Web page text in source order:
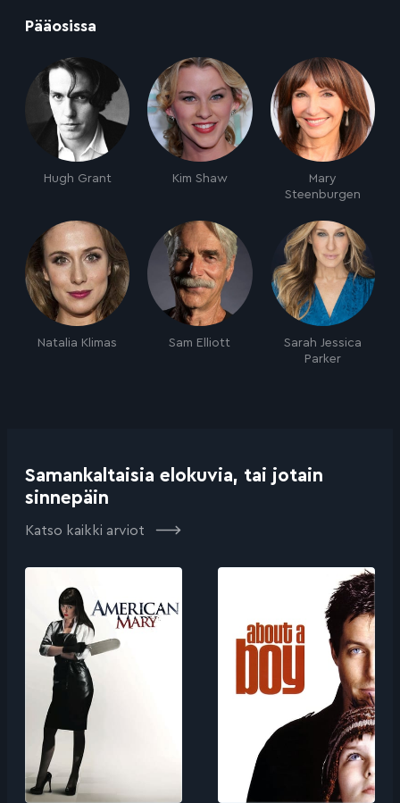
Pääosissa
Hugh Grant Kim Shaw
Mary
Steenburgen
Natalia Klimas Sam Elliott
Sarah Jessica
Parker
Samankaltaisia elokuvia, tai jotain
sinnepäin
Katso kaikki arviot